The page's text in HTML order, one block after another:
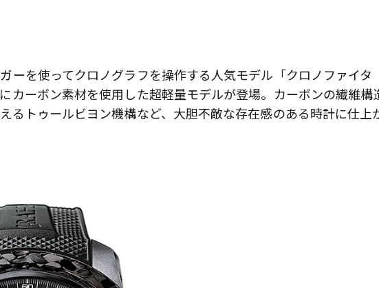
ーを使ってクロノグラフを操作する人気モデル「クロノファイタ
カーボン素材を使用した超軽量モデルが登場。カーボンの繊維構
るトゥールビヨン機構など、大胆不敵な存在感のある時計に仕上